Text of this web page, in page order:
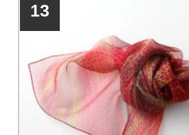
13